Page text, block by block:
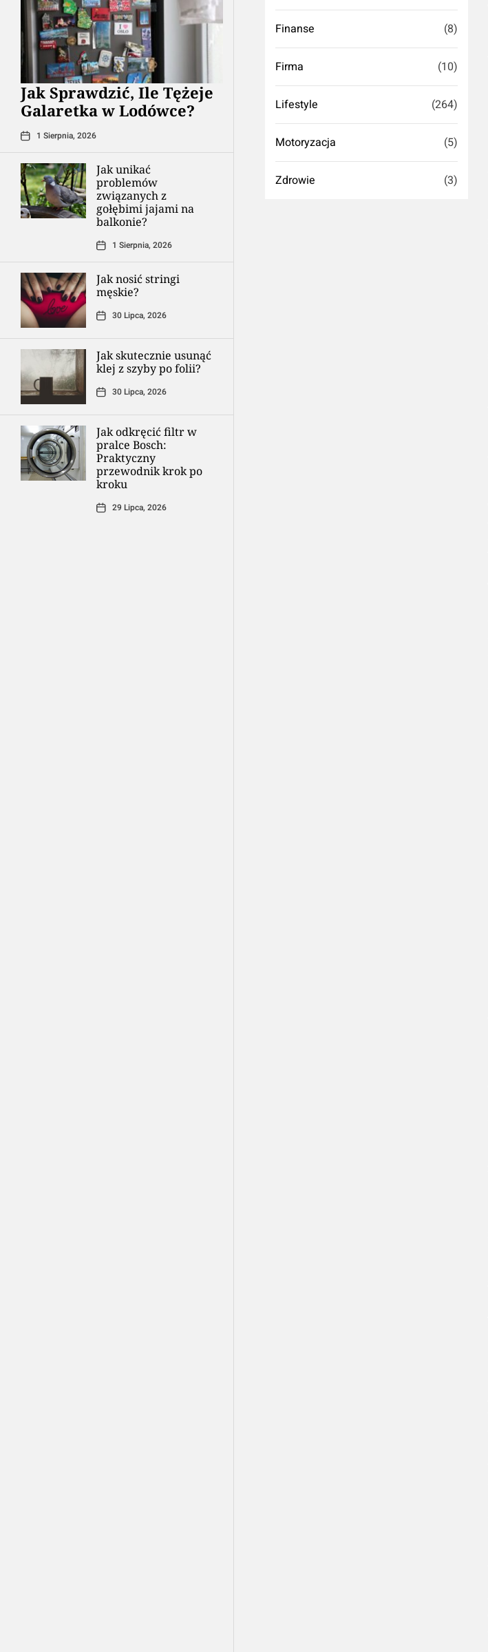
Jak Sprawdzić, Ile Tężeje
Galaretka w Lodówce?
1 Sierpnia, 2026
Jak unikać
problemów
związanych z
gołębimi jajami na
balkonie?
1 Sierpnia, 2026
Jak nosić stringi
męskie?
30 Lipca, 2026
Jak skutecznie usunąć
klej z szyby po folii?
30 Lipca, 2026
Jak odkręcić filtr w
pralce Bosch:
Praktyczny
przewodnik krok po
kroku
29 Lipca, 2026
Finanse (8)
Firma (10)
Lifestyle (264)
Motoryzacja (5)
Zdrowie (3)